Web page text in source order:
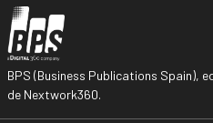
BPS (Business Publications Spain),
de Nextwork360.